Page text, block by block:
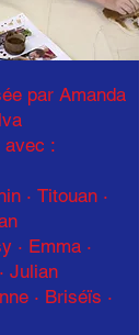
par Amanda
avec :
· Titouan ·
· Emma ·
Julian
· Briséïs ·